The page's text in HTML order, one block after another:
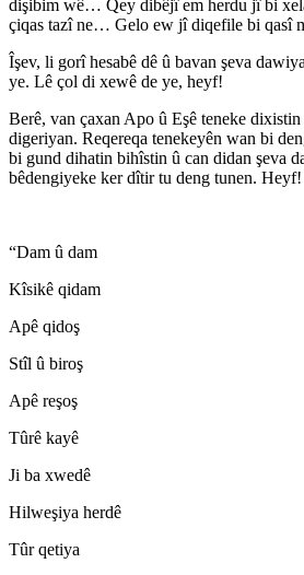
dişibim wê… Qey dibêjî em herdu jî bi
çiqas tazî ne… Gelo ew jî diqefile bi qasî
Îşev, li gorî hesabê dê û bavan şeva
ye. Lê çol di xewê de ye, heyf!
Berê, van çaxan Apo û Eşê teneke
digeriyan. Reqereqa tenekeyên wan bi
bi gund dihatin bihîstin û can didan şeva
bêdengiyeke ker dîtir tu deng tunen. Heyf!
“Dam û dam
Kîsikê qidam
Apê qidoş
Stîl û biroş
Apê reşoş
Tûrê kayê
Ji ba xwedê
Hilweşiya herdê
Tûr qetiya